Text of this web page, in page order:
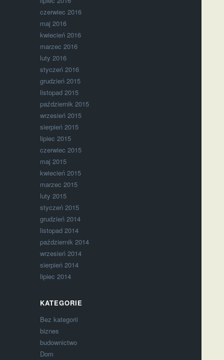
czerwiec 2016
maj 2016
kwiecień 2016
marzec 2016
luty 2016
styczeń 2016
grudzień 2015
listopad 2015
październik 2015
wrzesień 2015
sierpień 2015
lipiec 2015
czerwiec 2015
maj 2015
kwiecień 2015
marzec 2015
luty 2015
styczeń 2015
grudzień 2014
listopad 2014
październik 2014
wrzesień 2014
sierpień 2014
lipiec 2014
KATEGORIE
Bez kategorii
biznes
budownictwo
Dom